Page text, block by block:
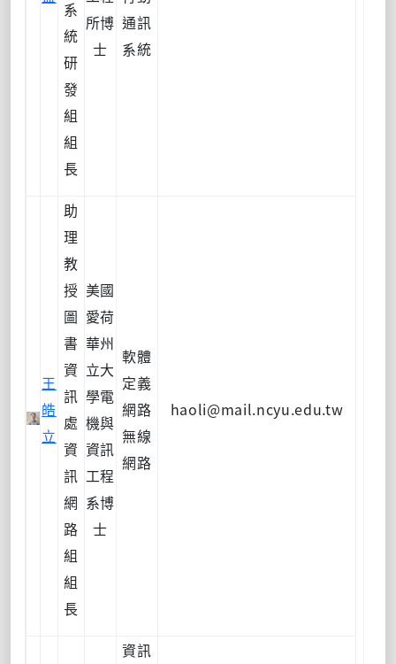
系
統
研
發
組
組
長
所博
士
通訊
系統
王
皓
立
助
理
教
授
圖
書
資
訊
處
資
訊
網
路
組
組
長
美國
愛荷
華州
立大
學電
機與
資訊
工程
系博
士
軟體
定義
網路
無線
網路
haoli@mail.ncyu.edu.tw
資訊